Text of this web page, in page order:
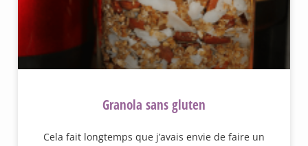
Granola sans gluten
Cela fait longtemps que j’avais envie de faire un